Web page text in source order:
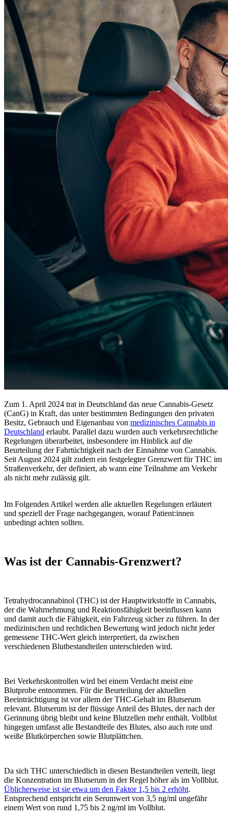
Zum 1. April 2024 trat in Deutschland das neue Cannabis-Gesetz
(CanG) in Kraft, das unter bestimmten Bedingungen den privaten
Besitz, Gebrauch und Eigenanbau von medizinisches Cannabis in
Deutschland erlaubt. Parallel dazu wurden auch verkehrsrechtliche
Regelungen überarbeitet, insbesondere im Hinblick auf die
Beurteilung der Fahrtüchtigkeit nach der Einnahme von Cannabis.
Seit August 2024 gilt zudem ein festgelegter Grenzwert für THC im
Straßenverkehr, der definiert, ab wann eine Teilnahme am Verkehr
als nicht mehr zulässig gilt.
Im Folgenden Artikel werden alle aktuellen Regelungen erläutert
und speziell der Frage nachgegangen, worauf Patient:innen
unbedingt achten sollten.
Was ist der Cannabis-Grenzwert?
Tetrahydrocannabinol (THC) ist der Hauptwirkstoffe in Cannabis,
der die Wahrnehmung und Reaktionsfähigkeit beeinflussen kann
und damit auch die Fähigkeit, ein Fahrzeug sicher zu führen. In der
medizinischen und rechtlichen Bewertung wird jedoch nicht jeder
gemessene THC-Wert gleich interpretiert, da zwischen
verschiedenen Blutbestandteilen unterschieden wird.
Bei Verkehrskontrollen wird bei einem Verdacht meist eine
Blutprobe entnommen. Für die Beurteilung der aktuellen
Beeinträchtigung ist vor allem der THC-Gehalt im Blutserum
relevant. Blutserum ist der flüssige Anteil des Blutes, der nach der
Gerinnung übrig bleibt und keine Blutzellen mehr enthält. Vollblut
hingegen umfasst alle Bestandteile des Blutes, also auch rote und
weiße Blutkörperchen sowie Blutplättchen.
Da sich THC unterschiedlich in diesen Bestandteilen verteilt, liegt
die Konzentration im Blutserum in der Regel höher als im Vollblut.
Üblicherweise ist sie etwa um den Faktor 1,5 bis 2 erhöht.
Entsprechend entspricht ein Serumwert von 3,5 ng/ml ungefähr
einem Wert von rund 1,75 bis 2 ng/ml im Vollblut.